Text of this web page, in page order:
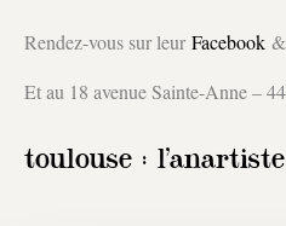
Rendez-vous sur leurFacebook &
Et au 18 avenue Sainte-Anne –
toulouse : l’anartiste